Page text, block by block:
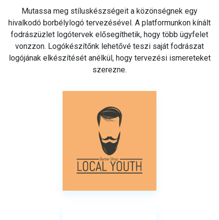
Mutassa meg stíluskészségeit a közönségnek egy
hivalkodó borbélylogó tervezésével. A platformunkon kínált
fodrászüzlet logótervek elősegíthetik, hogy több ügyfelet
vonzzon. Logókészítőnk lehetővé teszi saját fodrászat
logójának elkészítését anélkül, hogy tervezési ismereteket
szerezne.